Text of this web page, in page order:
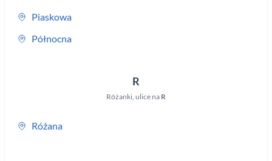
Piaskowa
Północna
R
Różanki, ulice na R
Różana